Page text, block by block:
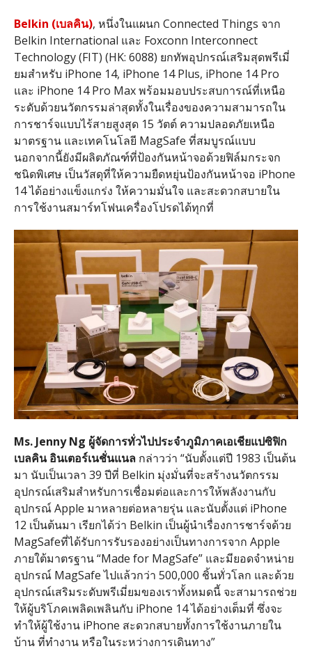
Belkin (เบลคิน), หนึ่งในแผนก Connected Things จาก
Belkin International และ Foxconn Interconnect
Technology (FIT) (HK: 6088) ยกทัพอุปกรณ์เสริมสุดพรีเมี่
ยมสำหรับ iPhone 14, iPhone 14 Plus, iPhone 14 Pro
และ iPhone 14 Pro Max พร้อมมอบประสบการณ์ที่เหนือ
ระดับด้วยนวัตกรรมล่าสุดทั้งในเรื่องของความสามารถใน
การชาร์จแบบไร้สายสูงสุด 15 วัตต์ ความปลอดภัยเหนือ
มาตรฐาน และเทคโนโลยี MagSafe ที่สมบูรณ์แบบ
นอกจากนี้ยังมีผลิตภัณฑ์ที่ป้องกันหน้าจอด้วยฟิล์มกระจก
ชนิดพิเศษ เป็นวัสดุที่ให้ความยืดหยุ่นป้องกันหน้าจอ iPhone
14 ได้อย่างแข็งแกร่ง ให้ความมั่นใจ และสะดวกสบายใน
การใช้งานสมาร์ทโฟนเครื่องโปรดได้ทุกที่
Ms. Jenny Ng ผู้จัดการทั่วไปประจำภูมิภาคเอเชียแปซิฟิก
เบลคิน อินเตอร์เนชั่นแนลกล่าวว่า “นับตั้งแต่ปี 1983 เป็นต้น
มา นับเป็นเวลา 39 ปีที่ Belkin มุ่งมั่นที่จะสร้างนวัตกรรม
อุปกรณ์เสริมสำหรับการเชื่อมต่อและการให้พลังงานกับ
อุปกรณ์ Apple มาหลายต่อหลายรุ่น และนับตั้งแต่ iPhone
12 เป็นต้นมา เรียกได้ว่า Belkin เป็นผู้นำเรื่องการชาร์จด้วย
MagSafeที่ได้รับการรับรองอย่างเป็นทางการจาก Apple
ภายใต้มาตรฐาน “Made for MagSafe” และมียอดจำหน่าย
อุปกรณ์ MagSafe ไปแล้วกว่า 500,000 ชิ้นทั่วโลก และด้วย
อุปกรณ์เสริมระดับพรีเมี่ยมของเราทั้งหมดนี้ จะสามารถช่วย
ให้ผู้บริโภคเพลิดเพลินกับ iPhone 14 ได้อย่างเต็มที่ ซึ่งจะ
ทำให้ผู้ใช้งาน iPhone สะดวกสบายทั้งการใช้งานภายใน
บ้าน ที่ทำงาน หรือในระหว่างการเดินทาง”